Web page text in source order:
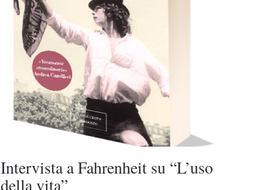
Intervista a Fahrenheit su “L’uso
della vita”